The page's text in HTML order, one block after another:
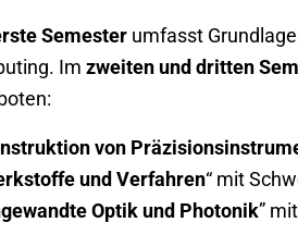
Semester umfasst
Im zweiten und dritten
von
und Verfahren“ mit
Optik und Photonik”